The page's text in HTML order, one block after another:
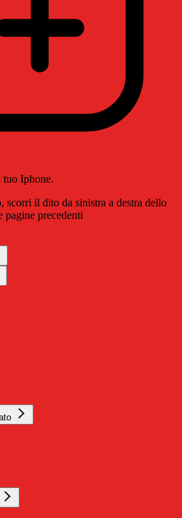
tuo Iphone.
scorri il dito da sinistra a destra dello
pagine precedenti